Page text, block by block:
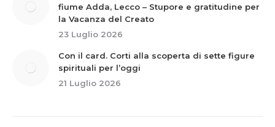
fiume Adda, Lecco – Stupore e gratitudine per
la Vacanza del Creato
23 Luglio 2026
Con il card. Corti alla scoperta di sette figure
spirituali per l’oggi
21 Luglio 2026